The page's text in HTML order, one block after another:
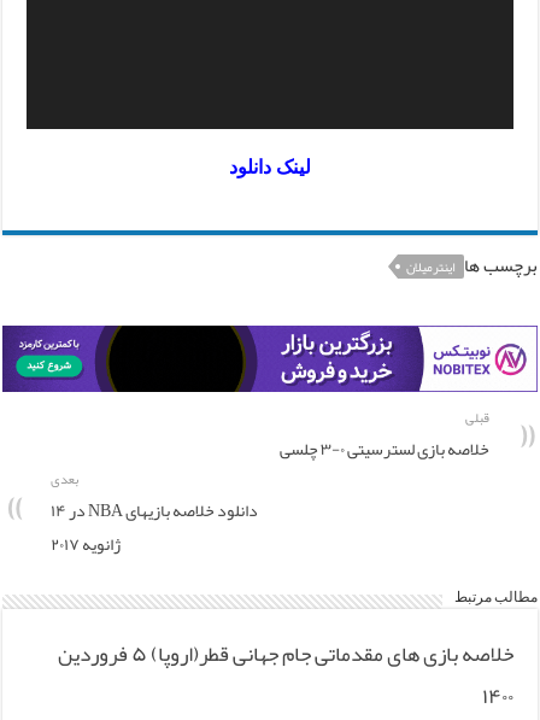
لینک دانلود
برچسب ها اینترمیلان
قبلی
خلاصه بازی لسترسیتی ۰-۳ چلسی
بعدی
دانلود خلاصه بازیهای NBA در ۱۴
ژانویه ۲۰۱۷
مطالب مرتبط
خلاصه بازی های مقدماتی جام جهانی قطر(اروپا) ۵ فروردین
۱۴۰۰